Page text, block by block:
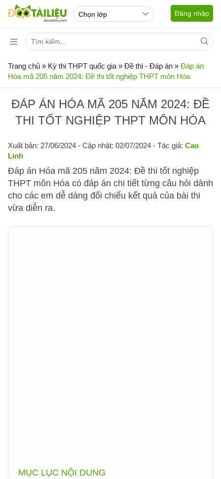
Đăng nhập
Trang chủ » Kỳ thi THPT quốc gia » Đề thi - Đáp án » Đáp án
Hóa mã 205 năm 2024: Đề thi tốt nghiệp THPT môn Hóa
ĐÁP ÁN HÓA MÃ 205 NĂM 2024: ĐỀ
THI TỐT NGHIỆP THPT MÔN HÓA
Xuất bản: 27/06/2024 - Cập nhật: 02/07/2024 - Tác giả: Cao
Linh
Đáp án Hóa mã 205 năm 2024: Đề thi tốt nghiệp
THPT môn Hóa có đáp án chi tiết từng câu hỏi dành
cho các em dễ dàng đối chiếu kết quả của bài thi
vừa diễn ra.
MỤC LỤC NỘI DUNG